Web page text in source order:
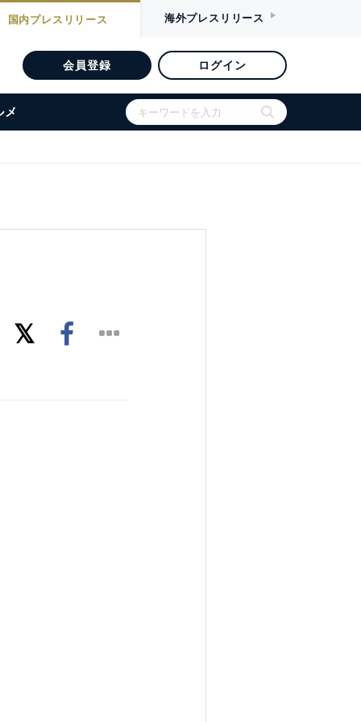
国内プレスリリース 海外プレスリリース
会員登録 ログイン
メ